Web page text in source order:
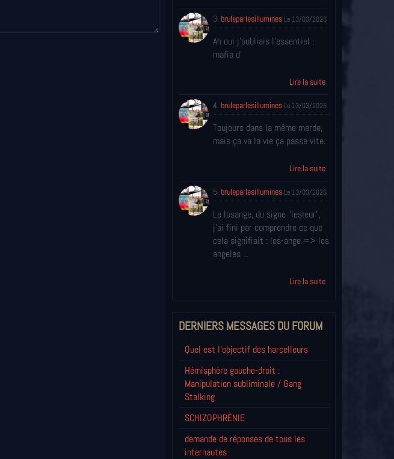
3. bruleparlesillumines Le 13/03/2026
Ah oui j'oubliais l'essentiel :
mafia d'
Lire la suite
4. bruleparlesillumines Le 13/03/2026
Toujours dans la même merde,
mais ça va la vie ça passe vite.
Lire la suite
5. bruleparlesillumines Le 13/03/2026
Le losange, du signe "lesieur",
j'ai fini par comprendre ce que
cela signifiait : los-ange => los
angeles ...
Lire la suite
DERNIERS MESSAGES DU FORUM
Quel est l'objectif des harcelleurs
Hémisphère gauche-droit :
Manipulation subliminale / Gang
Stalking
SCHIZOPHRÈNIE
demande de réponses de tous les
internautes